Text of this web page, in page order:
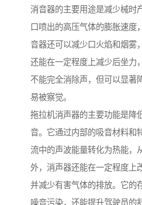
消音器的主要用途是减少械时
口喷出的高压气体的膨胀速度
音器还可以减少口火焰和烟雾
还能在一定程度上减少后坐力
不能完全消除声，但可以显著
易被察觉。
拖拉机消声器的主要功能是降
音。它通过内部的吸音材料和
流中的声波能量转化为热能，
外，消声器还能在一定程度上
并减少有害气体的排放。它的
噪音污染，还能提升驾驶员的